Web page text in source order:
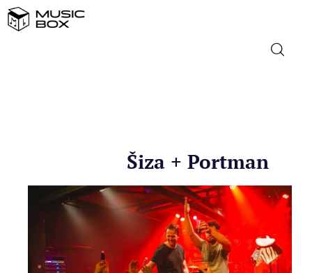
STRANA GLAZBA
FILM
Šiza + Portman